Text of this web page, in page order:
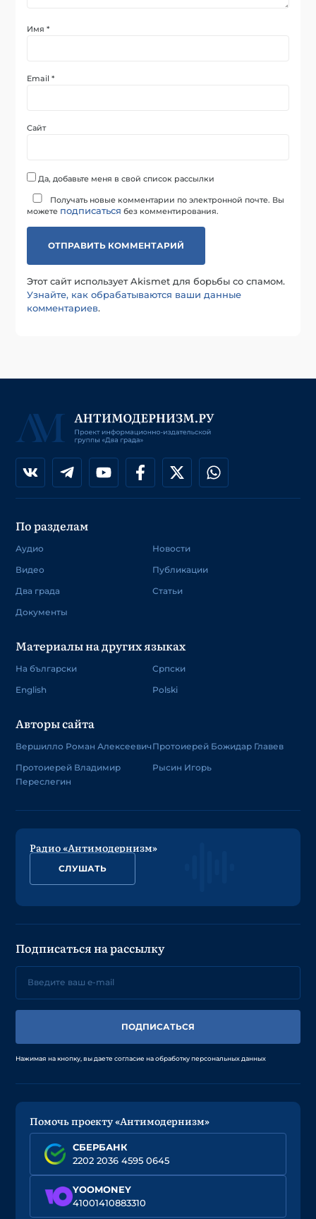
Имя*
Email*
Сайт
Да, добавьте меня в свой список рассылки
Получать новые комментарии по электронной почте. Вы
можете подписаться без комментирования.
Этот сайт использует Akismet для борьбы со спамом.
Узнайте, как обрабатываются ваши данные
комментариев.
По разделам
Аудио
Видео
Два града
Документы
Новости
Публикации
Статьи
Материалы на других языках
На български
English
Српски
Polski
Авторы сайта
Вершилло Роман Алексеевич
Протоиерей Владимир
Переслегин
Протоиерей Божидар Главев
Рысин Игорь
Радио «Антимодернизм»
СЛУШАТЬ
Подписаться на рассылку
ПОДПИСАТЬСЯ
Нажимая на кнопку, вы даете согласие на обработку персональных данных
Помочь проекту «Антимодернизм»
СБЕРБАНК
2202 2036 4595 0645
YOOMONEY
41001410883310